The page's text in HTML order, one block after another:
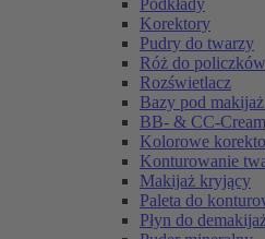
Podkłady
Korektory
Pudry do twarzy
Róż do policzków
Rozświetlacz
Bazy pod
BB- & CC-Cream
Kolorowe
Konturowanie
Makijaż kryjący
Paleta do
Płyn do